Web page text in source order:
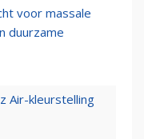
voor massale
duurzame
Air-kleurstelling